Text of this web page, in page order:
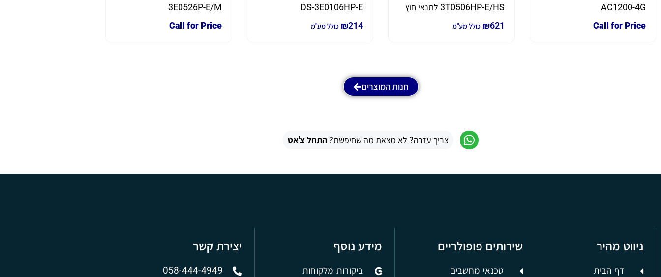
AC1200-4G
Call for Price
3T0506HP-E/HS לתנאי חוץ
₪621 כולל מע"מ
DS-3E0106HP-E
₪214 כולל מע"מ
3E0526P-E/M
Call for Price
חנות המוצרים
צריך עזרה? לא מצאת מה שחיפשת?התחל צ'אט
ניווט מהיר
דף הבית
שירותים פופולריים
טכנאי מחשבים
מידע נוסף
ביקורות מלקוחות
יצירת קשר
058-444-4949